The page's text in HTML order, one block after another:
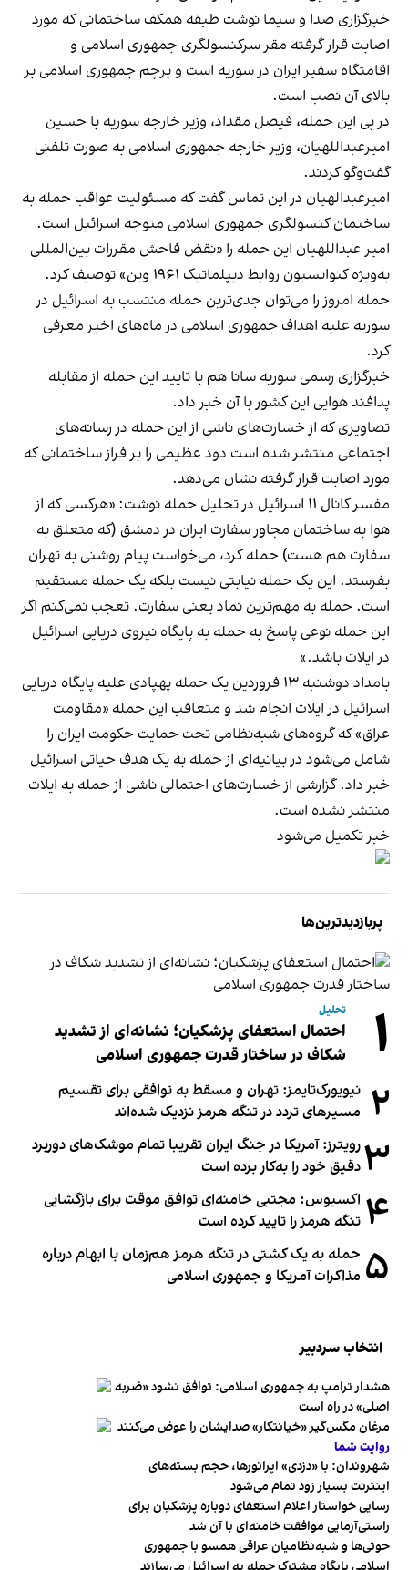
خبرگزاری صدا و سیما نوشت طبقه همکف ساختمانی که مورد
اصابت قرار گرفته مقر سرکنسولگری جمهوری اسلامی و
اقامتگاه سفیر ایران در سوریه است و پرچم جمهوری اسلامی بر
بالای آن نصب است.
در پی این حمله، فیصل مقداد، وزیر خارجه سوریه با حسین
امیرعبداللهیان، وزیر خارجه جمهوری اسلامی به صورت تلفنی
گفت‌وگو کردند.
امیر‌عبدالهیان در این تماس گفت که مسئولیت عواقب حمله به
ساختمان کنسولگری جمهوری اسلامی متوجه اسرائیل است.
امیر عبداللهیان این حمله را «نقض فاحش مقررات بین‌المللی
به‌ویژه کنوانسیون روابط دیپلماتیک ۱۹۶۱ وین» توصیف کرد.
حمله امروز را می‌توان جدی‌ترین حمله منتسب به اسرائیل در
سوریه علیه اهداف جمهوری اسلامی در ماه‌های اخیر معرفی
کرد.
خبرگزاری رسمی سوریه سانا هم با تایید این حمله از مقابله
پدافند هوایی این کشور با آن خبر داد.
تصاویری که از خسارت‌های ناشی از این حمله در رسانه‌های
اجتماعی منتشر شده است دود عظیمی را بر فراز ساختمانی که
مورد اصابت قرار گرفته نشان می‌دهد.
مفسر کانال ۱۱ اسرائیل در تحلیل حمله نوشت: «هرکسی که از
هوا به ساختمان مجاور سفارت ایران در دمشق (که متعلق به
سفارت هم هست) حمله کرد، می‌خواست پیام روشنی به تهران
بفرستد. این یک حمله نیابتی نیست بلکه یک حمله مستقیم
است. حمله به مهم‌ترین نماد یعنی سفارت. تعجب نمی‌کنم اگر
این حمله نوعی پاسخ به حمله به پایگاه نیروی دریایی اسرائیل
در ایلات باشد.»
بامداد دوشنبه ۱۳ فروردین یک حمله پهپادی علیه پایگاه دریایی
اسرائیل در ایلات انجام شد و متعاقب این حمله «‌مقاومت
عراق» که گروه‌های شبه‌نظامی تحت حمایت حکومت ایران را
شامل می‌شود در بیانیه‌ای از حمله به یک هدف حیاتی اسرائیل
خبر داد. گزارشی از خسارت‌های احتمالی ناشی از حمله به ایلات
منتشر نشده است.
خبر تکمیل می‌شود
پربازدیدترین‌ها
۱ تحلیل
احتمال استعفای پزشکیان؛ نشانه‌ای از تشدید
شکاف در ساختار قدرت جمهوری اسلامی
۲ نیویورک‌تایمز: تهران و مسقط به توافقی برای تقسیم
مسیرهای تردد در تنگه هرمز نزدیک شده‌اند
۳رویترز: آمریکا در جنگ ایران تقریبا تمام موشک‌های دوربرد
دقیق خود را به‌کار برده است
۴ اکسیوس: مجتبی خامنه‌ای توافق موقت برای بازگشایی
تنگه هرمز را تایید کرده است
۵ حمله به یک کشتی در تنگه هرمز هم‌زمان با ابهام درباره
مذاکرات آمریکا و جمهوری اسلامی
انتخاب سردبیر
هشدار ترامپ به جمهوری اسلامی: توافق نشود «ضربه
اصلی» در راه است
مرغان مگس‌گیر «خیانتکار» صدایشان را عوض می‌کنند
روایت شما
شهروندان:‌ با «دزدی» اپراتورها، حجم بسته‌های
اینترنت بسیار زود تمام می‌شود
رسایی خواستار اعلام استعفای دوباره پزشکیان برای
راستی‌آزمایی موافقت خامنه‌ای با آن شد
حوثی‌ها و شبه‌نظامیان عراقی همسو با جمهوری